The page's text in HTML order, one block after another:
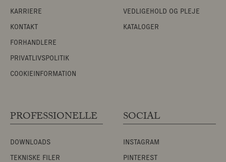
KARRIERE
KONTAKT
FORHANDLERE
PRIVATLIVSPOLITIK
COOKIEINFORMATION
VEDLIGEHOLD OG PLEJE
KATALOGER
PROFESSIONELLE
DOWNLOADS
TEKNISKE FILER
SOCIAL
INSTAGRAM
PINTEREST